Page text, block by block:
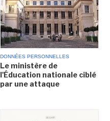
DONNÉES PERSONNELLES
Le ministère de
l'Éducation nationale ciblé
par une attaque